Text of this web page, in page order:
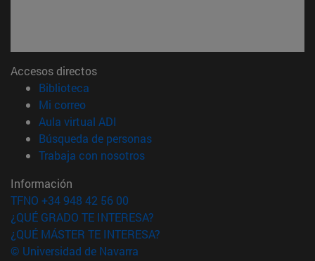
Accesos directos
Biblioteca
Mi correo(abre en nueva ventana)
Aula virtual ADI
Búsqueda de personas(abre en nueva ventana)
Trabaja con nosotros(abre en nueva ventana)
Información
TFNO +34 948 42 56 00
¿QUÉ GRADO TE INTERESA?
¿QUÉ MÁSTER TE INTERESA?
© Universidad de Navarra